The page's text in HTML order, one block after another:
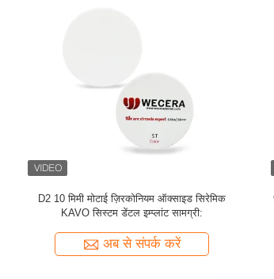
98 मिमी SHT बहुपरत ज़िरकोनियम ऑक्साइड सिरेमिक
46% पारभासी डेंटल लैब सामग्री:
अब से संपर्क करें